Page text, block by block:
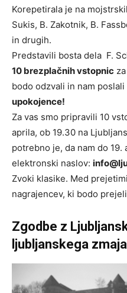
Korepetirala je na
Sukis, B. Zakotnik, B.
in drugih.
Predstavili bosta dela F.
10 brezplačnih vstopnic
bodo odzvali in nam
upokojence!
Za vas smo pripravili 10
aprila, ob 19.30 na
potrebno je, da nam do 19.
elektronski naslov:
Zvoki klasike. Med
nagrajencev, ki bodo
Zgodbe z
ljubljanskega zmaja